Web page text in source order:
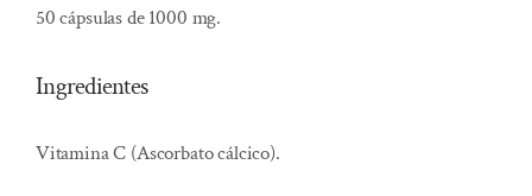
50 cápsulas de 1000 mg.
Ingredientes
Vitamina C (Ascorbato cálcico).